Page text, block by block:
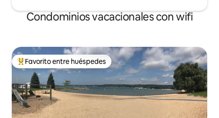
Condominios vacacionales con wifi
Favorito entre huéspedes preferido
Favorito entre huéspedes